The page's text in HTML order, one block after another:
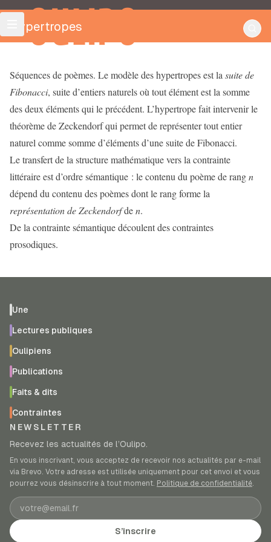
OULIPO
Hypertropes
Séquences de poèmes. Le modèle des hypertropes est la suite de
Fibonacci, suite d’entiers naturels où tout élément est la somme
des deux éléments qui le précédent. L’hypertrope fait intervenir le
théorème de Zeckendorf qui permet de représenter tout entier
naturel comme somme d’éléments d’une suite de Fibonacci.
Le transfert de la structure mathématique vers la contrainte
littéraire est d’ordre sémantique : le contenu du poème de rangn
dépend du contenu des poèmes dont le rang forme la
représentation de Zeckendorfden.
De la contrainte sémantique découlent des contraintes
prosodiques.
Une
Lectures publiques
Oulipiens
Publications
Faits & dits
Contraintes
NEWSLETTER
Recevez les actualités de l’Oulipo.
En vous inscrivant, vous acceptez de recevoir nos actualités par e-mail
via Brevo. Votre adresse est utilisée uniquement pour cet envoi et vous
pourrez vous désinscrire à tout moment. Politique de confidentialité.
Adresse e-mail
S’inscrire